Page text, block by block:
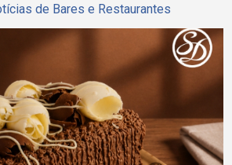
de Bares e Restaurantes